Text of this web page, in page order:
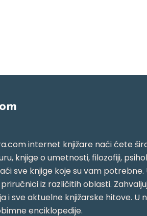
internet knjižare naći ćete
knjige o umetnosti, filozofiji,
sve knjige koje su vam
iz različitih oblasti.
i sve aktuelne knjižarske hitove.
enciklopedije.